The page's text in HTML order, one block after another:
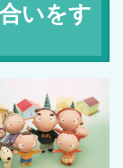
いをす